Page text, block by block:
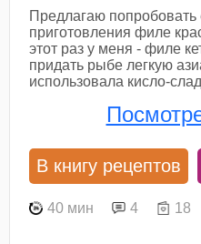
Предлагаю
приготовления филе
этот раз у меня - филе
придать рыбе легкую
использовала кисло-
В книгу рецептов
40 мин 4 18